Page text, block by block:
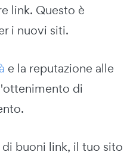
link. Questo è
i nuovi siti.
e la reputazione alle
di
di buoni link, il tuo sito